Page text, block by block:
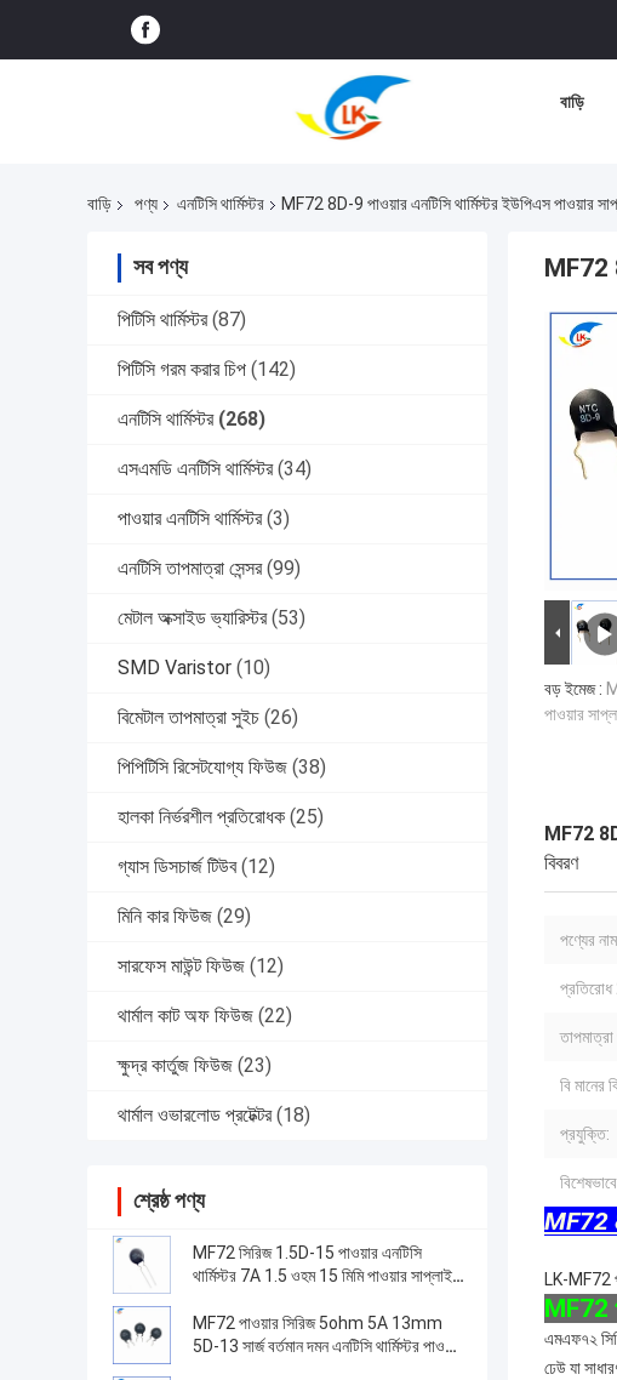
বাড়ি
বাড়ি পণ্য এনটিসি থার্মিস্টর MF72 8D-9 পাওয়ার এনটিসি থার্মিস্টর ইউপিএস পাওয়ার
সব পণ্য
পিটিসি থার্মিস্টর (87)
পিটিসি গরম করার চিপ (142)
এনটিসি থার্মিস্টর (268)
এসএমডি এনটিসি থার্মিস্টর (34)
পাওয়ার এনটিসি থার্মিস্টর (3)
এনটিসি তাপমাত্রা সেন্সর (99)
মেটাল অক্সাইড ভ্যারিস্টর (53)
SMD Varistor (10)
বিমেটাল তাপমাত্রা সুইচ (26)
পিপিটিসি রিসেটযোগ্য ফিউজ (38)
হালকা নির্ভরশীল প্রতিরোধক (25)
গ্যাস ডিসচার্জ টিউব (12)
মিনি কার ফিউজ (29)
সারফেস মাউন্ট ফিউজ (12)
থার্মাল কাট অফ ফিউজ (22)
ক্ষুদ্র কার্তুজ ফিউজ (23)
থার্মাল ওভারলোড প্রটেক্টর (18)
শ্রেষ্ঠ পণ্য
MF72 সিরিজ 1.5D-15 পাওয়ার এনটিসি
থার্মিস্টর 7A 1.5 ওহম 15 মিমি পাওয়ার সাপ্লাই
MF72 পাওয়ার সিরিজ 5ohm 5A 13mm
5D-13 সার্জ বর্তমান দমন এনটিসি থার্মিস্টর পাওয়ার
MF72
বড় ইমেজ :
পাওয়ার
MF72 8D-
বিবরণ
পণ্যের
তাপমাত্রা
বি মানের
প্রযুক্তি:
MF72
LK-MF72
MF72
এমএফ৭২
ঢেউ যা